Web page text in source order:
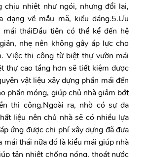
chịu nhiệt như ngói, nhưng đổi lại,
dạng về mẫu mã, kiểu dáng.5.Ưu
tháiĐầu tiên có thể kể đến hệ
nhẹ nên không gây áp lực cho
Việc thi công từ biệt thự vườn mái
thự cao tầng hơn sẽ tiết kiệm được
vật liệu xây dựng phần mái đến
phần móng, giúp chủ nhà giảm bớt
thi công.Ngoài ra, nhờ có sự đa
liệu nên chủ nhà sẽ có nhiều lựa
ứng được chi phí xây dựng đã đưa
mái thái nữa đó là kiểu mái giúp nhà
tản nhiệt chống nóng, thoát nước